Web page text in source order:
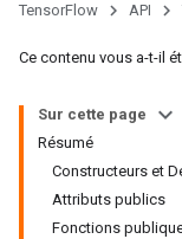
TensorFlow API
Ce contenu vous a-t-il
Sur cette page
Résumé
Constructeurs et
Attributs publics
Fonctions